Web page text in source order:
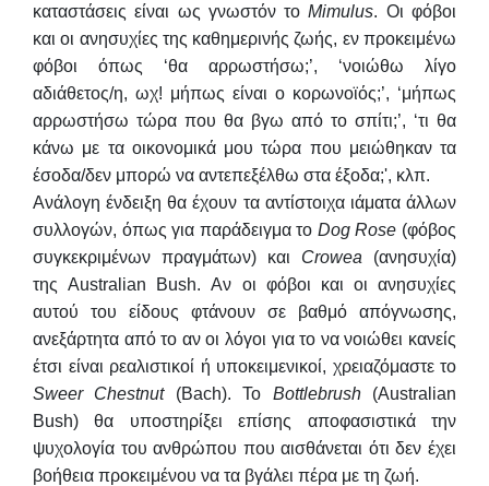
καταστάσεις είναι ως γνωστόν τοMimulus. Οι φόβοι
και οι ανησυχίες της καθημερινής ζωής, εν προκειμένω
φόβοι όπως ‘θα αρρωστήσω;’, ‘νοιώθω λίγο
αδιάθετος/η, ωχ! μήπως είναι ο κορωνοϊός;’, ‘μήπως
αρρωστήσω τώρα που θα βγω από το σπίτι;’, ‘τι θα
κάνω με τα οικονομικά μου τώρα που μειώθηκαν τα
έσοδα/δεν μπορώ να αντεπεξέλθω στα έξοδα;', κλπ.
Ανάλογη ένδειξη θα έχουν τα αντίστοιχα ιάματα άλλων
συλλογών, όπως για παράδειγμα το Dog Rose (φόβος
συγκεκριμένων πραγμάτων) και Crowea (ανησυχία)
της Australian Bush. Αν οι φόβοι και οι ανησυχίες
αυτού του είδους φτάνουν σε βαθμό απόγνωσης,
ανεξάρτητα από το αν οι λόγοι για το να νοιώθει κανείς
έτσι είναι ρεαλιστικοί ή υποκειμενικοί, χρειαζόμαστε το
Sweer
Chestnut(Bach). Το Bottlebrush(Australian
Bush) θα υποστηρίξει επίσης αποφασιστικά την
ψυχολογία του ανθρώπου που αισθάνεται ότι δεν έχει
βοήθεια προκειμένου να τα βγάλει πέρα με τη ζωή.